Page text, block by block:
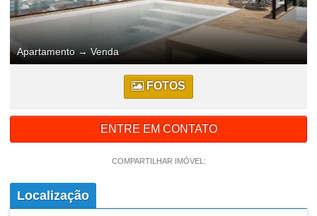
Apartamento→Venda
FOTOS
ENTRE EM CONTATO
COMPARTILHAR IMÓVEL:
Localização